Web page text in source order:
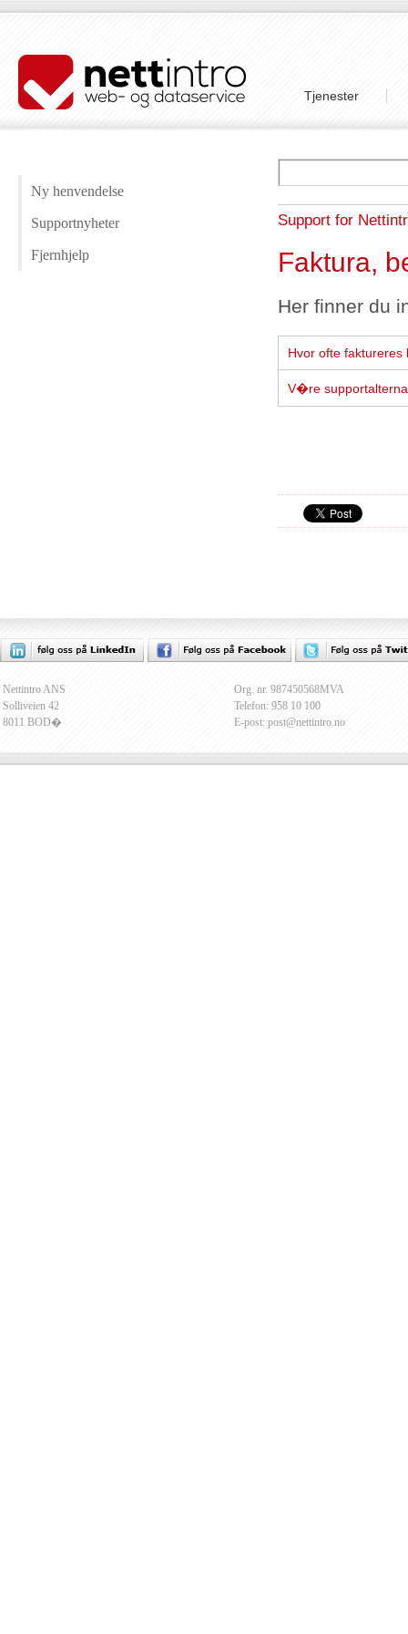
Tjenester
Ny henvendelse
Supportnyheter
Fjernhjelp
Support for
Faktura,
Her finner du
Hvor ofte faktureres
V�re
Nettintro ANS
Solliveien 42
8011 BOD�
Org. nr. 987450568MVA
Telefon: 958 10 100
E-post: post@nettintro.no